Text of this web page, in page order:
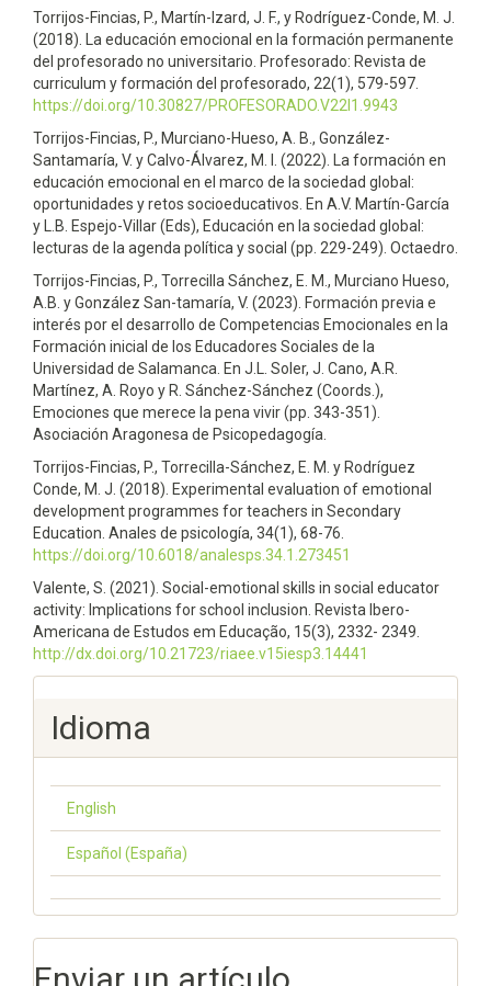
Torrijos-Fincias, P., Martín-Izard, J. F., y Rodríguez-Conde, M. J.
(2018). La educación emocional en la formación permanente
del profesorado no universitario. Profesorado: Revista de
curriculum y formación del profesorado, 22(1), 579-597.
https://doi.org/10.30827/PROFESORADO.V22I1.9943
Torrijos-Fincias, P., Murciano-Hueso, A. B., González-
Santamaría, V. y Calvo-Álvarez, M. I. (2022). La formación en
educación emocional en el marco de la sociedad global:
oportunidades y retos socioeducativos. En A.V. Martín-García
y L.B. Espejo-Villar (Eds), Educación en la sociedad global:
lecturas de la agenda política y social (pp. 229-249). Octaedro.
Torrijos-Fincias, P., Torrecilla Sánchez, E. M., Murciano Hueso,
A.B. y González San-tamaría, V. (2023). Formación previa e
interés por el desarrollo de Competencias Emocionales en la
Formación inicial de los Educadores Sociales de la
Universidad de Salamanca. En J.L. Soler, J. Cano, A.R.
Martínez, A. Royo y R. Sánchez-Sánchez (Coords.),
Emociones que merece la pena vivir (pp. 343-351).
Asociación Aragonesa de Psicopedagogía.
Torrijos-Fincias, P., Torrecilla-Sánchez, E. M. y Rodríguez
Conde, M. J. (2018). Experimental evaluation of emotional
development programmes for teachers in Secondary
Education. Anales de psicología, 34(1), 68-76.
https://doi.org/10.6018/analesps.34.1.273451
Valente, S. (2021). Social-emotional skills in social educator
activity: Implications for school inclusion. Revista Ibero-
Americana de Estudos em Educação, 15(3), 2332- 2349.
http://dx.doi.org/10.21723/riaee.v15iesp3.14441
Idioma
English
Español (España)